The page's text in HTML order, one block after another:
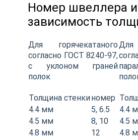
Номер швеллера и
зависимость
Для горячекатаного
согласно ГОСТ 8240-97,
с уклоном граней
полок
Толщина стенкиномер
4.4 мм
5, 6.5
4.5 мм
8, 10
4.8 мм
12
Для
4.4
4.5
4.8